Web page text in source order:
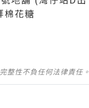
棉花糖
整性不負任何法律責任。